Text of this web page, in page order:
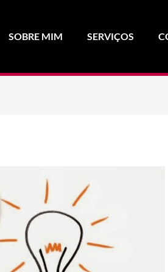
SOBRE MIM SERVIÇOS